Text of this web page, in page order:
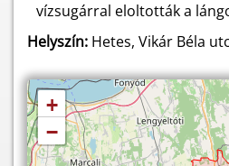
vízsugárral eloltották a
Helyszín: Hetes, Vikár Béla
+
−